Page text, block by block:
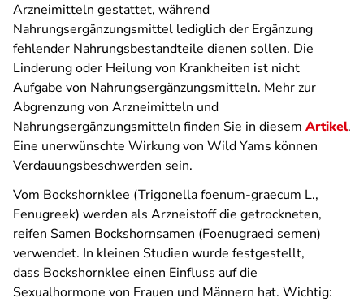
Arzneimitteln gestattet, während
Nahrungsergänzungsmittel lediglich der Ergänzung
fehlender Nahrungsbestandteile dienen sollen. Die
Linderung oder Heilung von Krankheiten ist nicht
Aufgabe von Nahrungsergänzungsmitteln. Mehr zur
Abgrenzung von Arzneimitteln und
Nahrungsergänzungsmitteln finden Sie in diesem Artikel.
Eine unerwünschte Wirkung von Wild Yams können
Verdauungsbeschwerden sein.
Vom Bockshornklee (Trigonella foenum-graecum L.,
Fenugreek) werden als Arzneistoff die getrockneten,
reifen Samen Bockshornsamen (Foenugraeci semen)
verwendet. In kleinen Studien wurde festgestellt,
dass Bockshornklee einen Einfluss auf die
Sexualhormone von Frauen und Männern hat. Wichtig: